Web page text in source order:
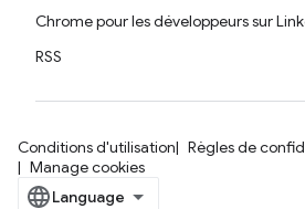
Chrome pour les développeurs sur
RSS
Conditions d'utilisation
Règles de
Manage cookies